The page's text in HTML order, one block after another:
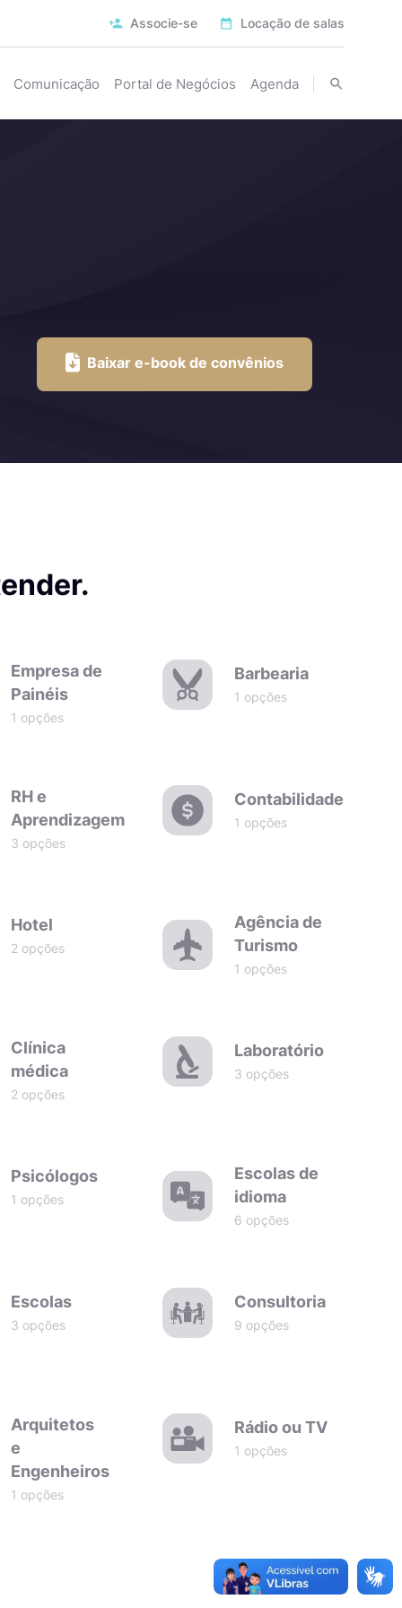
Associe-se Locação de salas
Comunicação Portal de Negócios Agenda
Baixar e-book de convênios
Empresa de
Painéis
1 opções
Barbearia
1 opções
RH e
Aprendizagem
3 opções
Contabilidade
1 opções
Hotel
2 opções
Agência de
Turismo
1 opções
Clínica
médica
2 opções
Laboratório
3 opções
Psicólogos
1 opções
Escolas de
idioma
6 opções
Escolas
3 opções
Consultoria
9 opções
Arquitetos
e
Engenheiros
1 opções
Rádio ou TV
1 opções